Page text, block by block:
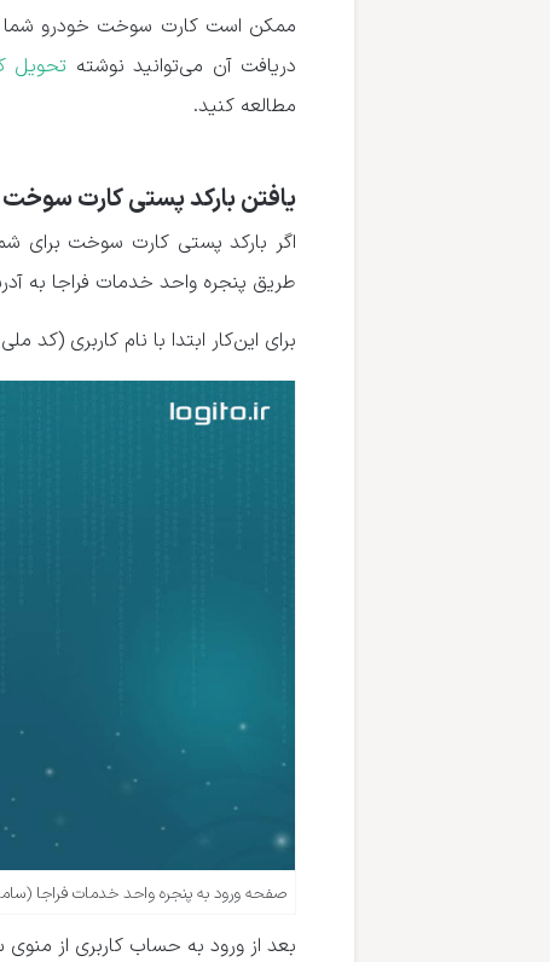
ممکن است کارت سوخت خودرو شما
دریافت آن می‌توانید نوشته تحویل
مطالعه کنید.
یافتن بارکد پستی کارت سوخت
اگر بارکد پستی کارت سوخت برای
طریق پنجره واحد خدمات فراجا به
برای این‌کار ابتدا با نام کاربری
صفحه ورود به پنجره واحد خدمات فراجا
بعد از ورود به حساب کاربری از